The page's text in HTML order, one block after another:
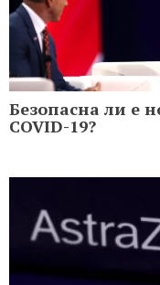
Безопасна ли е
COVID-19?